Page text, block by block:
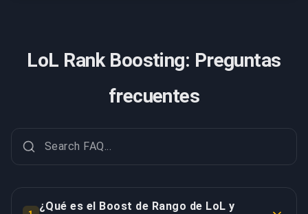
LoL Rank Boosting: Preguntas
frecuentes
¿Qué es el Boost de Rango de LoL y